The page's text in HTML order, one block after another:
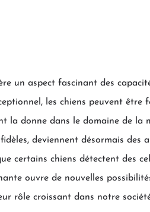
un aspect fascinant des
les chiens peuvent
la donne dans le domaine de la
deviennent désormais des
certains chiens détectent des
ouvre de nouvelles
rôle croissant dans notre